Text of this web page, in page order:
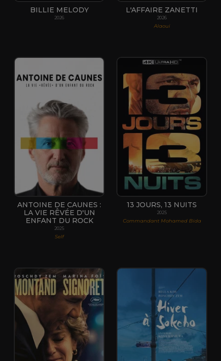
BILLIE MELODY
2026
L'AFFAIRE ZANETTI
2026
Alaoui
ANTOINE DE CAUNES :
LA VIE RÊVÉE D'UN
ENFANT DU ROCK
2025
Self
13 JOURS, 13 NUITS
2025
Commandant Mohamed Bida